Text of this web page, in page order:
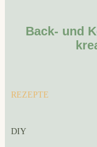
Back- und
REZEPTE
DIY